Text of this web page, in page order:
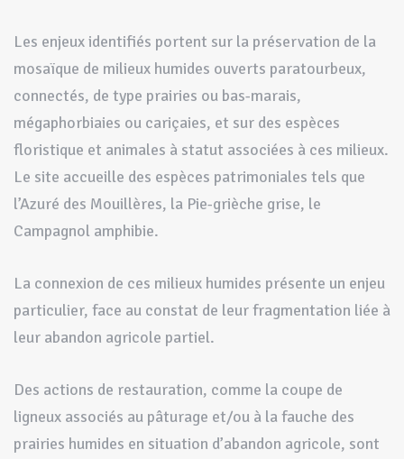
Les enjeux identifiés portent sur la préservation de la
mosaïque de milieux humides ouverts paratourbeux,
connectés, de type prairies ou bas-marais,
mégaphorbiaies ou cariçaies, et sur des espèces
floristique et animales à statut associées à ces milieux.
Le site accueille des espèces patrimoniales tels que
l’Azuré des Mouillères, la Pie-grièche grise, le
Campagnol amphibie.
La connexion de ces milieux humides présente un enjeu
particulier, face au constat de leur fragmentation liée à
leur abandon agricole partiel.
Des actions de restauration, comme la coupe de
ligneux associés au pâturage et/ou à la fauche des
prairies humides en situation d’abandon agricole, sont